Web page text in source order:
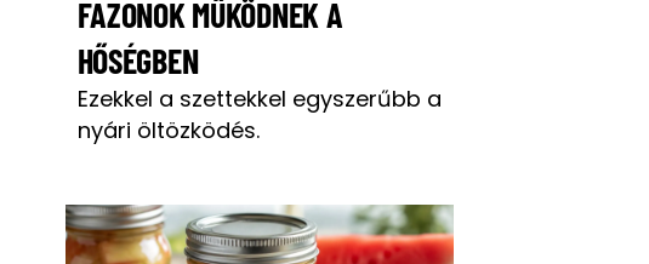
FAZONOK MŰKÖDNEK A
HŐSÉGBEN
Ezekkel a szettekkel egyszerűbb a
nyári öltözködés.